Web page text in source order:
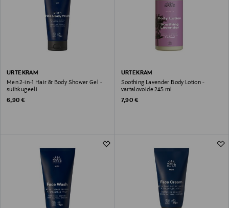
URTEKRAM
Men 2-in-1 Hair & Body Shower Gel -
suihkugeeli
Original Price
6,90 €
URTEKRAM
Soothing Lavender Body Lotion -
vartalovoide 245 ml
Original Price
7,90 €